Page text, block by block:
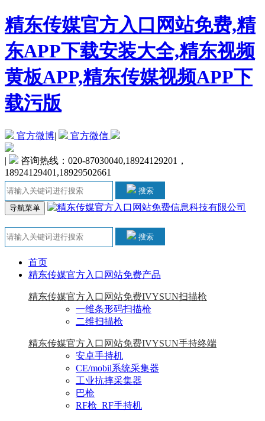
精东传媒官方入口网站免费,精
东APP下载安装大全,精东视频
黄板APP,精东传媒视频APP下
载污版
官方微博| 官方微信
|
咨询热线：020-87030040,18924129201，
18924129401,18929502661
搜索
导航菜单
搜索
首页
精东传媒官方入口网站免费产品
精东传媒官方入口网站免费IVYSUN扫描枪
一维条形码扫描枪
二维扫描枪
精东传媒官方入口网站免费IVYSUN手持终端
安卓手持机
CE/mobil系统采集器
工业抗摔采集器
巴枪
RF枪_RF手持机